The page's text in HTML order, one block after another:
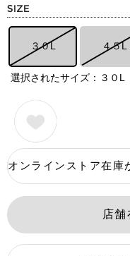
３０L ４５L
選択されたサイズ：３０L